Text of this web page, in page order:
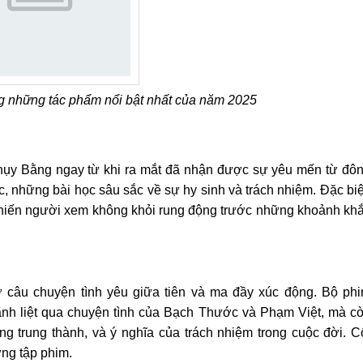
những tác phẩm nổi bật nhất của năm 2025
Bằng ngay từ khi ra mắt đã nhận được sự yêu mến từ
những bài học sâu sắc về sự hy sinh và trách nhiệm. Đặc
người xem không khỏi rung động trước những khoảnh
chuyện tình yêu giữa tiên và ma đầy xúc động. Bộ
liệt qua chuyện tình của Bạch Thước và Phạm Việt, mà
trung thành, và ý nghĩa của trách nhiệm trong cuộc đời.
tập phim.